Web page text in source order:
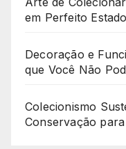
em Perfeito
Decoração e
que Você Não
Colecionismo
Conservação